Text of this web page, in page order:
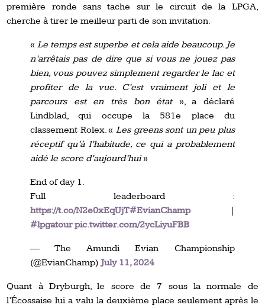
première ronde sans tache sur le circuit de la LPGA,
cherche à tirer le meilleur parti de son invitation.
«Le temps est superbe et cela aide beaucoup. Je
n’arrêtais pas de dire que si vous ne jouez pas
bien, vous pouvez simplement regarder le lac et
profiter de la vue. C’est vraiment joli et le
parcours est en très bon état», a déclaré
Lindblad, qui occupe la 581e place du
classement Rolex. « Les greens sont un peu plus
réceptif qu’à l’habitude, ce qui a probablement
aidé le score d’aujourd’hui»
End of day 1.
Full leaderboard :
https://t.co/N2e0xEqUjT#EvianChamp|
#lpgatour pic.twitter.com/2ycLiyuFBB
— The Amundi Evian Championship
(@EvianChamp)July 11, 2024
Quant à Dryburgh, le score de 7 sous la normale de
l’Écossaise lui a valu la deuxième place seulement après le